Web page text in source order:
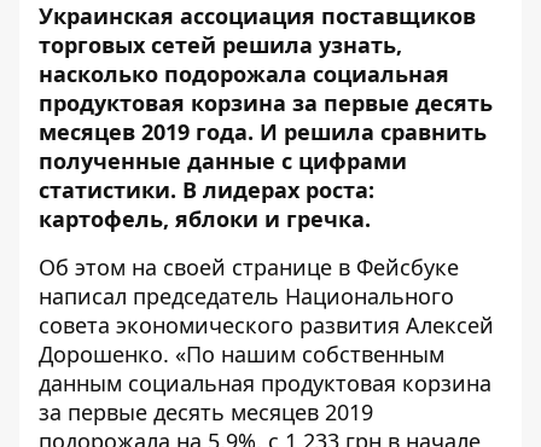
Украинская ассоциация поставщиков
торговых сетей решила узнать,
насколько подорожала социальная
продуктовая корзина за первые десять
месяцев 2019 года. И решила сравнить
полученные данные с цифрами
статистики. В лидерах роста:
картофель, яблоки и гречка.
Об этом на своей странице в Фейсбуке
написал председатель Национального
совета экономического развития Алексей
Дорошенко. «По нашим собственным
данным социальная продуктовая корзина
за первые десять месяцев 2019
подорожала на 5,9%, с 1 233 грн в начале